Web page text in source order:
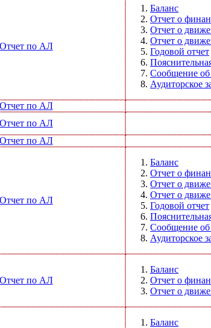
Отчет по АЛ
Баланс
Отчет о
Отчет о
Отчет о
Годовой отчет
Сообщение об
Аудиторское
Отчет по АЛ
Отчет по АЛ
Отчет по АЛ
Отчет по АЛ
Баланс
Отчет о
Отчет о
Отчет о
Годовой отчет
Сообщение об
Аудиторское
Отчет по АЛ
Баланс
Отчет о
Отчет о
Баланс